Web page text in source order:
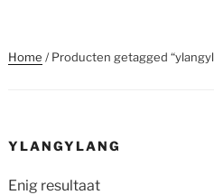
Home / Producten getagged
YLANGYLANG
Enig resultaat